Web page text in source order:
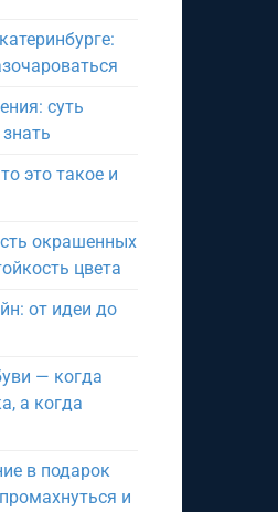
суть
это такое и
окрашенных
цвета
от идеи до
— когда
а когда
в подарок
и